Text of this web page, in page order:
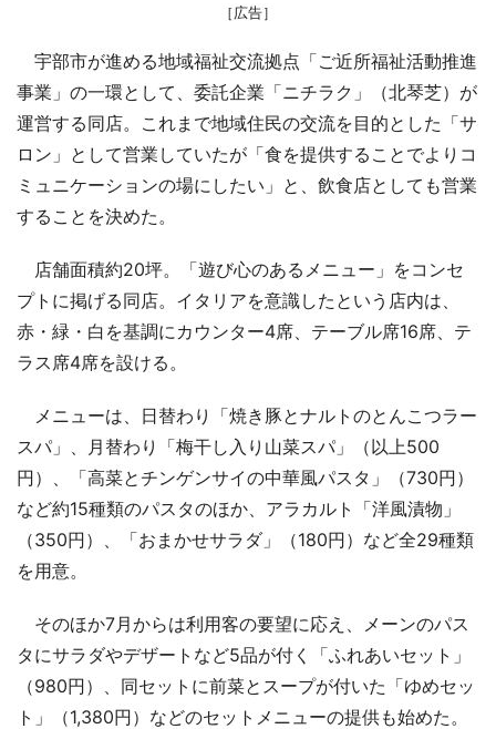
［広告］
宇部市が進める地域福祉交流拠点「ご近所福祉活動推進
事業」の一環として、委託企業「ニチラク」（北琴芝）が
運営する同店。これまで地域住民の交流を目的とした「サ
ロン」として営業していたが「食を提供することでよりコ
ミュニケーションの場にしたい」と、飲食店としても営業
することを決めた。
店舗面積約20坪。「遊び心のあるメニュー」をコンセ
プトに掲げる同店。イタリアを意識したという店内は、
赤・緑・白を基調にカウンター4席、テーブル席16席、テ
ラス席4席を設ける。
メニューは、日替わり「焼き豚とナルトのとんこつラー
スパ」、月替わり「梅干し入り山菜スパ」（以上500
円）、「高菜とチンゲンサイの中華風パスタ」（730円）
など約15種類のパスタのほか、アラカルト「洋風漬物」
（350円）、「おまかせサラダ」（180円）など全29種類
を用意。
そのほか7月からは利用客の要望に応え、メーンのパス
タにサラダやデザートなど5品が付く「ふれあいセット」
（980円）、同セットに前菜とスープが付いた「ゆめセッ
ト」（1,380円）などのセットメニューの提供も始めた。